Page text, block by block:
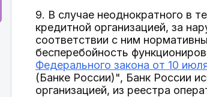
9. В случае неоднократного в
кредитной организацией, за
соответствии с ним
бесперебойность
Федерального закона от 10
(Банке России)", Банк России
организацией, из реестра